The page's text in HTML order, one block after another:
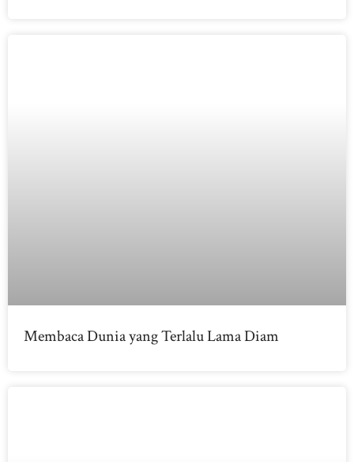
Membaca Dunia yang Terlalu Lama Diam